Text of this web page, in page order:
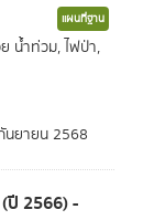
แผนที่ฐาน
น้ำท่วม, ไฟป่า,
ยายน 2568
ปี 2566) -